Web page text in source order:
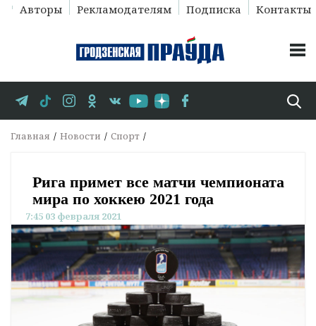
Авторы Рекламодателям Подписка Контакты
Главная Новости Спорт
Рига примет все матчи чемпионата
мира по хоккею 2021 года
7:45 03 февраля 2021